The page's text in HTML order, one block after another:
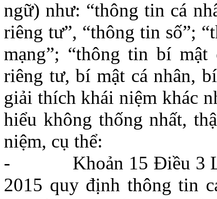
ngữ) như: “thông tin cá
riêng tư”, “thông tin số”;
mạng”; “thông tin bí
riêng tư, bí mật cá nhân,
giải thích khái niệm khác
hiểu không thống nhất,
niệm, cụ thể:
- Khoản 15 Điều 3
2015 quy định thông tin